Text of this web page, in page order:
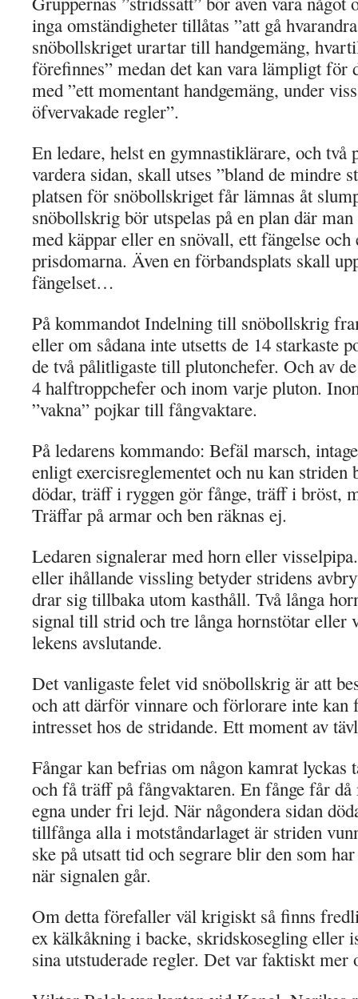
inga omständigheter tillåtas ”att gå
snöbollskriget urartar till handgemäng,
förefinnes” medan det kan vara lämpligt för
med ”ett momentant handgemäng, under
öfvervakade regler”.
En ledare, helst en gymnastiklärare, och två
vardera sidan, skall utses ”bland de mindre
platsen för snöbollskriget får lämnas åt
snöbollskrig bör utspelas på en plan där
med käppar eller en snövall, ett fängelse
prisdomarna. Även en förbandsplats skall
fängelset…
På kommandot Indelning till snöbollskrig
eller om sådana inte utsetts de 14 starkaste
de två pålitligaste till plutonchefer. Och av
4 halftroppchefer och inom varje pluton.
”vakna” pojkar till fångvaktare.
På ledarens kommando: Befäl marsch,
enligt exercisreglementet och nu kan
dödar, träff i ryggen gör fånge, träff i bröst,
Träffar på armar och ben räknas ej.
Ledaren signalerar med horn eller
eller ihållande vissling betyder stridens
drar sig tillbaka utom kasthåll. Två långa
signal till strid och tre långa hornstötar eller
lekens avslutande.
Det vanligaste felet vid snöbollskrig är att
och att därför vinnare och förlorare inte kan
intresset hos de stridande. Ett moment av
Fångar kan befrias om någon kamrat
och få träff på fångvaktaren. En fånge får
egna under fri lejd. När någondera sidan
tillfånga alla i motståndarlaget är striden
ske på utsatt tid och segrare blir den som
när signalen går.
Om detta förefaller väl krigiskt så finns
ex kälkåkning i backe, skridskosegling eller
sina utstuderade regler. Det var faktiskt